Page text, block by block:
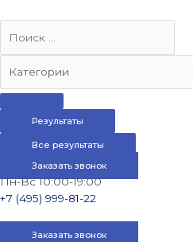
Результаты
Все результаты
Заказать звонок
Пн-Вс 10:00-19:00
+7 (495) 999-81-22
Заказать звонок